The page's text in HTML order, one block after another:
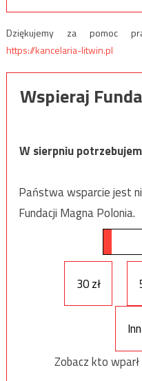
Dziękujemy za pomoc
https://kancelaria-litwin.pl
Wspieraj
W sierpniu
Państwa wsparcie jest
Fundacji Magna Polonia.
30 zł
Zobacz kto